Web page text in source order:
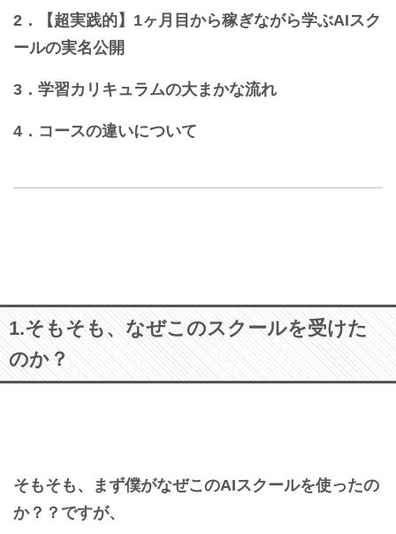
2．【超実践的】1ヶ月目から稼ぎながら学ぶAIスク
ールの実名公開
3．学習カリキュラムの大まかな流れ
4．コースの違いについて
1.そもそも、なぜこのスクールを受けた
のか？
そもそも、まず僕がなぜこのAIスクールを使ったの
か？？ですが、